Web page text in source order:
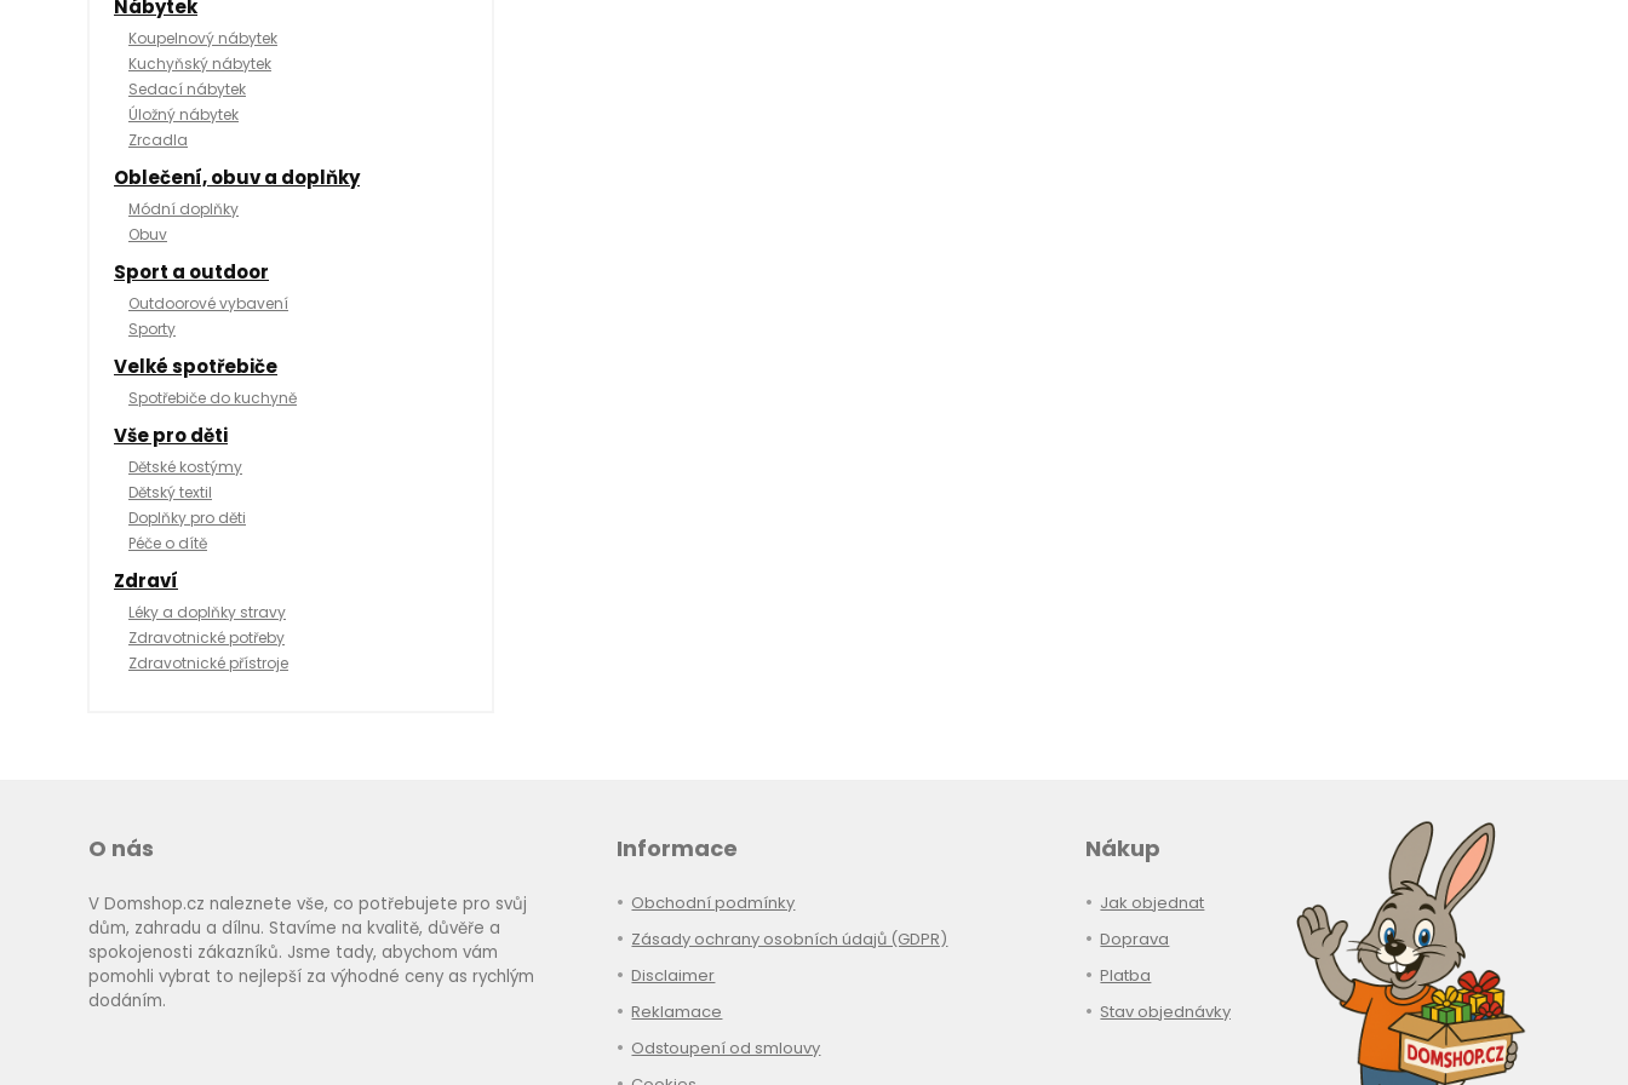
Nábytek
Koupelnový nábytek
Kuchyňský nábytek
Sedací nábytek
Úložný nábytek
Zrcadla
Oblečení, obuv a doplňky
Módní doplňky
Obuv
Sport a outdoor
Outdoorové vybavení
Sporty
Velké spotřebiče
Spotřebiče do kuchyně
Vše pro děti
Dětské kostýmy
Dětský textil
Doplňky pro děti
Péče o dítě
Zdraví
Léky a doplňky stravy
Zdravotnické potřeby
Zdravotnické přístroje
O nás
V Domshop.cz naleznete vše, co potřebujete pro svůj
dům, zahradu a dílnu. Stavíme na kvalitě, důvěře a
spokojenosti zákazníků. Jsme tady, abychom vám
pomohli vybrat to nejlepší za výhodné ceny as rychlým
dodáním.
Informace
Obchodní podmínky
Zásady ochrany osobních údajů (GDPR)
Disclaimer
Reklamace
Odstoupení od smlouvy
Nákup
Jak objednat
Doprava
Platba
Stav objednávky